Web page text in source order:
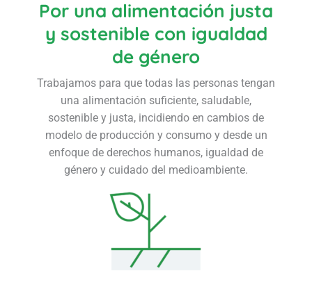
Por una alimentación justa
y sostenible con igualdad
de género
Trabajamos para que todas las personas tengan
una alimentación suficiente, saludable,
sostenible y justa, incidiendo en cambios de
modelo de producción y consumo y desde un
enfoque de derechos humanos, igualdad de
género y cuidado del medioambiente.